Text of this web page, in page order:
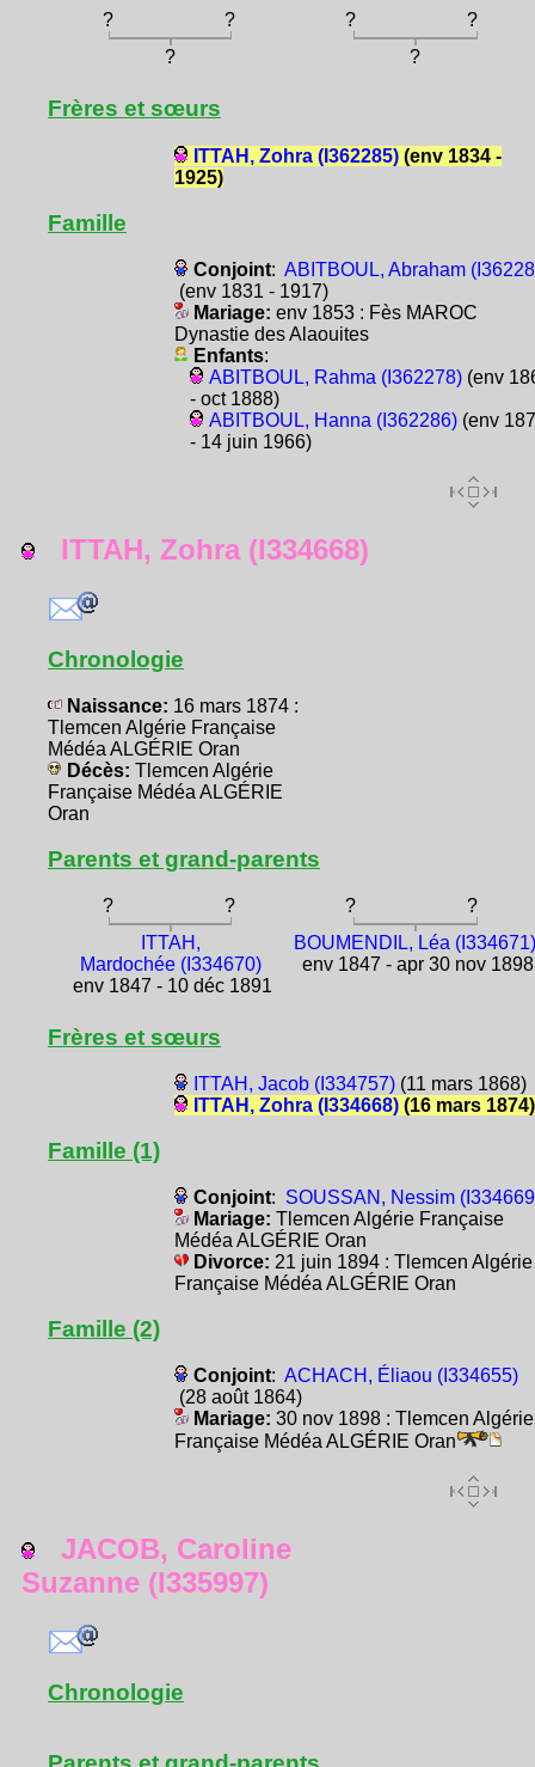
? ? ?
?
?
?
Frères et sœurs
ITTAH, Zohra (I362285)(env 1834 -
1925)
Famille
Conjoint: ABITBOUL, Abraham
(env 1831 - 1917)
Mariage: env 1853 : Fès MAROC
Dynastie des Alaouites
Enfants:
ABITBOUL, Rahma (I362278)(env
- oct 1888)
ABITBOUL, Hanna (I362286)(env
- 14 juin 1966)
ITTAH, Zohra (I334668)
Chronologie
Naissance: 16 mars 1874 :
Tlemcen Algérie Française
Médéa ALGÉRIE Oran
Décès: Tlemcen Algérie
Française Médéa ALGÉRIE
Oran
Parents et grand-parents
? ? ?
?
ITTAH,
Mardochée (I334670)
env 1847 - 10 déc 1891
BOUMENDIL, Léa
env 1847 - apr 30 nov 1898
Frères et sœurs
ITTAH, Jacob (I334757)(11 mars 1868)
ITTAH, Zohra (I334668)(16 mars 1874)
Famille (1)
Conjoint: SOUSSAN, Nessim
Mariage: Tlemcen Algérie Française
Médéa ALGÉRIE Oran
Divorce: 21 juin 1894 : Tlemcen Algérie
Française Médéa ALGÉRIE Oran
Famille (2)
Conjoint: ACHACH, Éliaou (I334655)
(28 août 1864)
Mariage: 30 nov 1898 : Tlemcen Algérie
Française Médéa ALGÉRIE Oran
JACOB, Caroline
Suzanne (I335997)
Chronologie